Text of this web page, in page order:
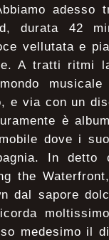
adesso
durata 42
vellutata e
A tratti ritmi
e via con un
è
dove i
In
the
dal sapore
medesimo il